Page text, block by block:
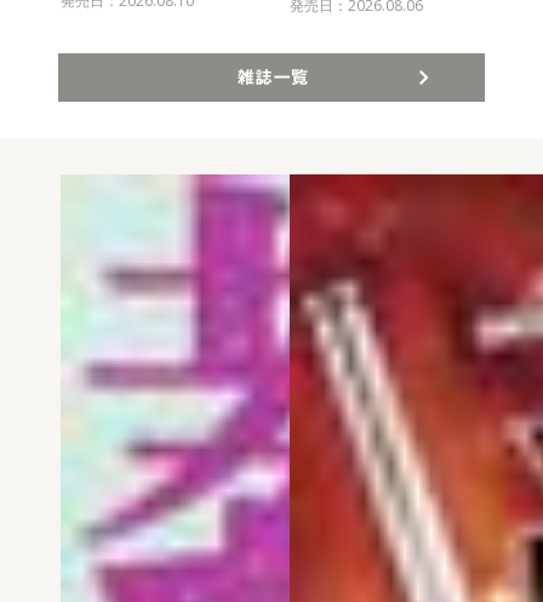
発売日：2026.08.06